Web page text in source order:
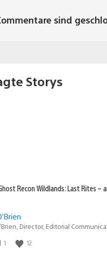
sind
Storys
Recon Wildlands: Last Rites –
Director, Editorial
1 12